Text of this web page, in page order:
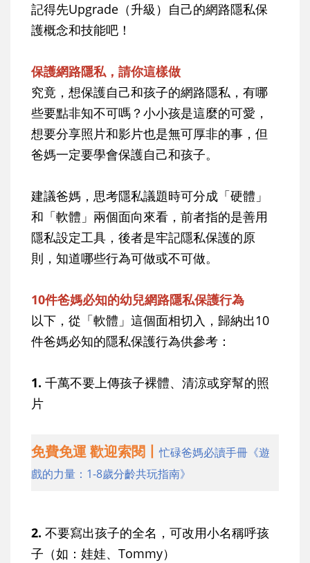
記得先Upgrade（升級）自己的網路隱私保
護概念和技能吧！
保護網路隱私，請你這樣做
究竟，想保護自己和孩子的網路隱私，有哪
些要點非知不可嗎？小小孩是這麼的可愛，
想要分享照片和影片也是無可厚非的事，但
爸媽一定要學會保護自己和孩子。
建議爸媽，思考隱私議題時可分成「硬體」
和「軟體」兩個面向來看，前者指的是善用
隱私設定工具，後者是牢記隱私保護的原
則，知道哪些行為可做或不可做。
10件爸媽必知的幼兒網路隱私保護行為
以下，從「軟體」這個面相切入，歸納出10
件爸媽必知的隱私保護行為供參考：
1. 千萬不要上傳孩子裸體、清涼或穿幫的照
片
免費免運 歡迎索閱丨忙碌爸媽必讀手冊《遊
戲的力量：1-8歲分齡共玩指南》
2. 不要寫出孩子的全名，可改用小名稱呼孩
子（如：娃娃、Tommy）